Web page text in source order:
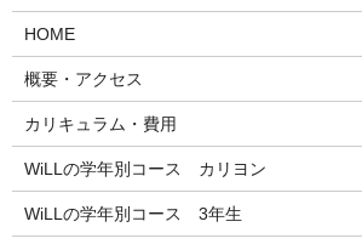
HOME
概要・アクセス
カリキュラム・費用
WiLLの学年別コース カリヨン
WiLLの学年別コース 3年生